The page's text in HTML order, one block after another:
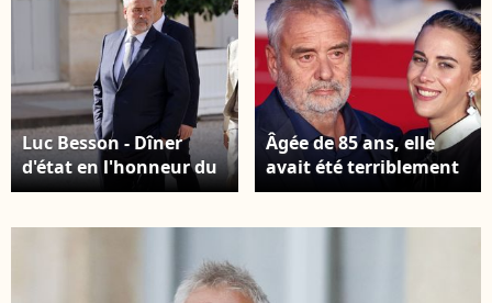
Luc Besson - Dîner
d'état en l'honneur du
président des Etats-
Paris, à l'occasion de
leur visite officielle en
Âgée de 85 ans, elle
avait été terriblement
choquée par cet